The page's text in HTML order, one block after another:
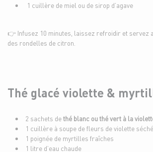
1 cuillère de miel ou de sirop d’agave
👉 Infusez 10 minutes, laissez refroidir et servez
des rondelles de citron.
Thé glacé violette &
2 sachets dethé blanc ou thé vert à la
1 cuillère à soupe de fleurs de violette
1 poignée de myrtilles fraîches
1 litre d’eau chaude